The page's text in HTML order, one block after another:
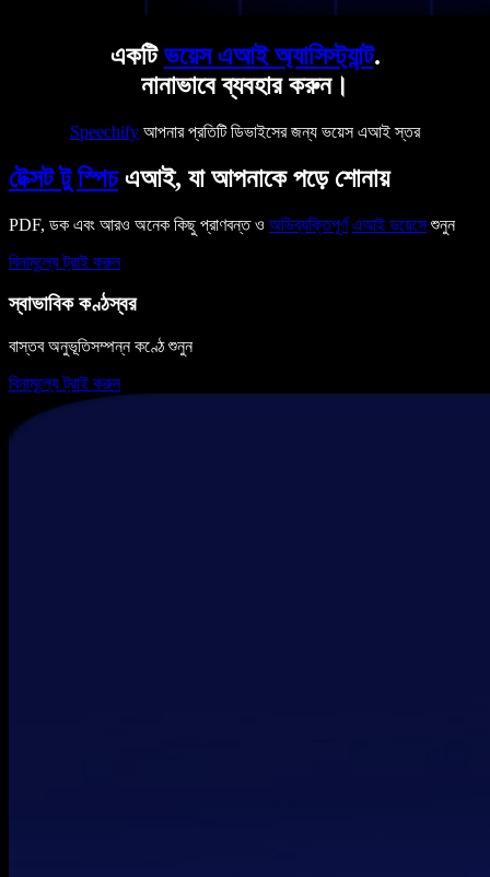
একটিভয়েস এআই অ্যাসিস্ট্যান্ট.
নানাভাবে ব্যবহার করুন।
Speechify আপনার প্রতিটি ডিভাইসের জন্য ভয়েস এআই স্তর
টেক্সট টু স্পিচএআই, যা আপনাকে পড়ে শোনায়
PDF, ডক এবং আরও অনেক কিছু প্রাণবন্ত ও অভিব্যক্তিপূর্ণ এআই ভয়েসেশুনুন
বিনামূল্যে ট্রাই করুন
স্বাভাবিক কণ্ঠস্বর
বাস্তব অনুভূতিসম্পন্ন কণ্ঠে শুনুন
বিনামূল্যে ট্রাই করুন